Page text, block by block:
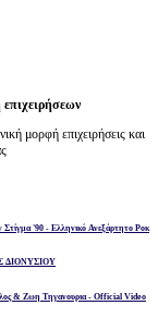
μορφή επιχειρήσεις και
Στίγμα '90 - Ελληνικό Ανεξάρτητο Ροκ
ΔΙΟΝΥΣΙΟΥ
& Ζωη Τηγανουρια - Official Video